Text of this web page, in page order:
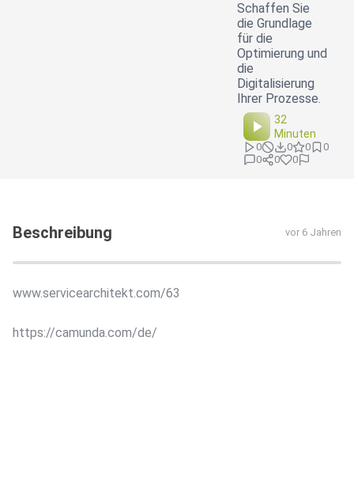
Schaffen Sie
die Grundlage
für die
Optimierung und
die
Digitalisierung
Ihrer Prozesse.
32
Minuten
0 0 0
0
0
0 0
Beschreibung vor 6 Jahren
www.servicearchitekt.com/63
https://camunda.com/de/